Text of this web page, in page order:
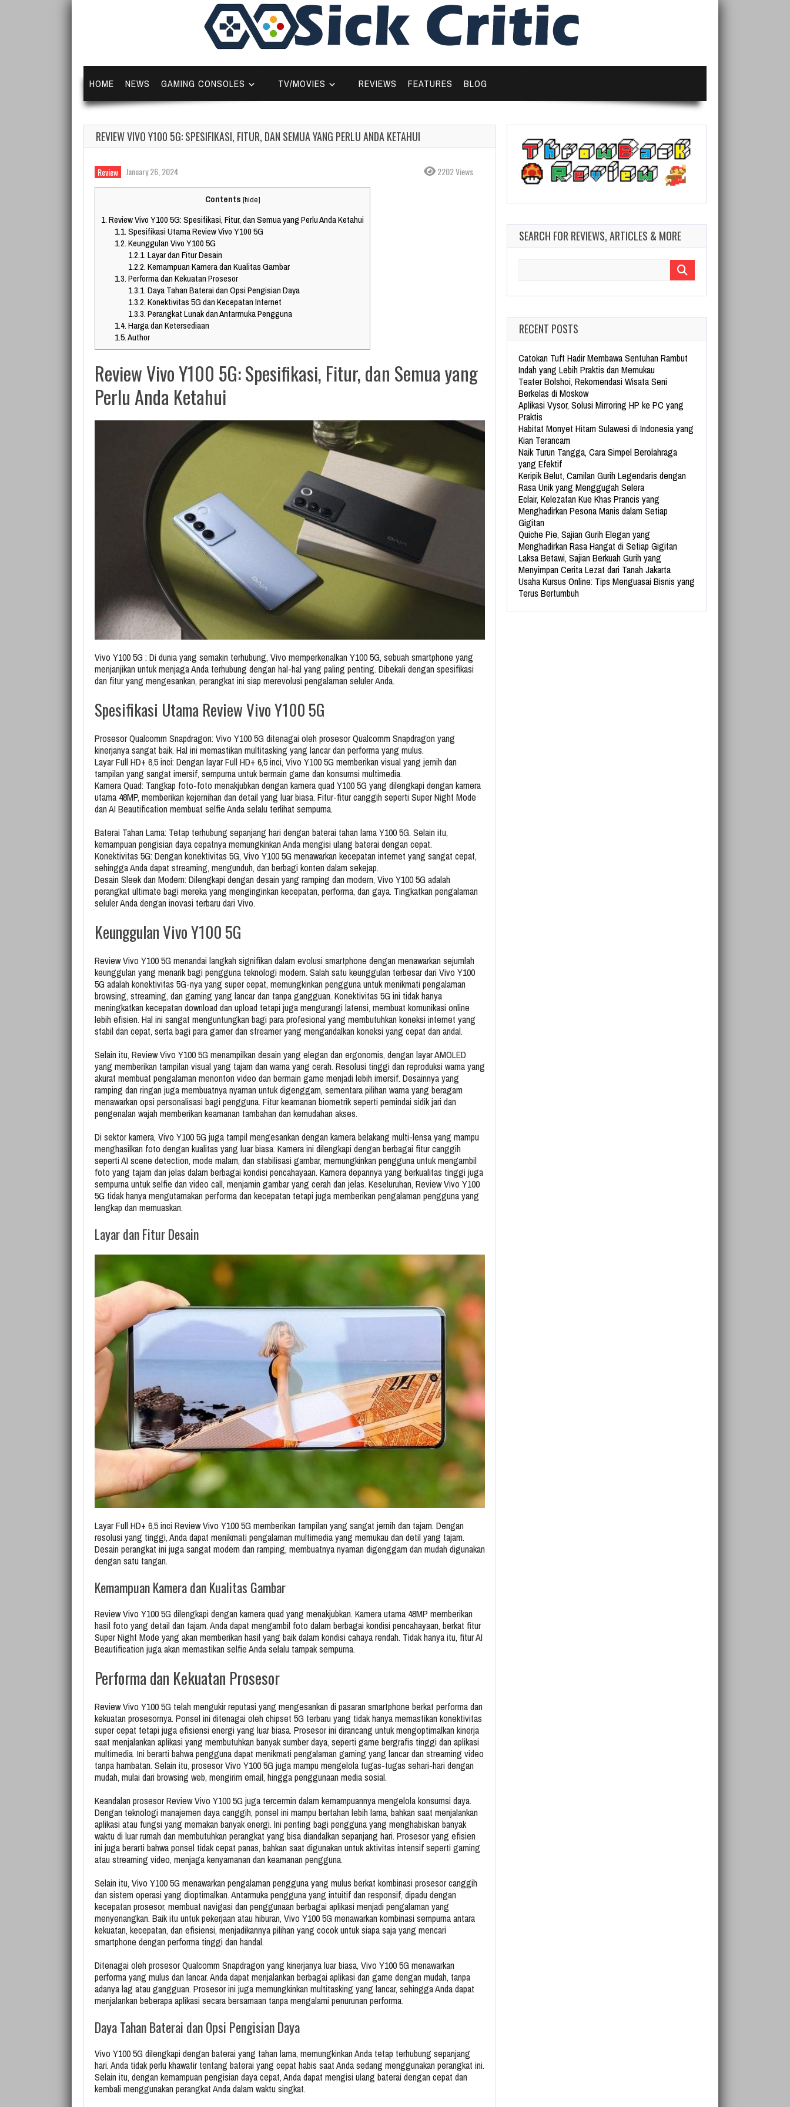
HOME NEWS GAMING CONSOLES TV/MOVIES REVIEWS FEATURES BLOG
REVIEW VIVO Y100 5G: SPESIFIKASI, FITUR, DAN SEMUA YANG PERLU ANDA KETAHUI
Review January 26, 2024 2202 Views
Contents [hide]
1.Review Vivo Y100 5G: Spesifikasi, Fitur, dan Semua yang Perlu Anda Ketahui
1.1.Spesifikasi Utama Review Vivo Y100 5G
1.2.Keunggulan Vivo Y100 5G
1.2.1.Layar dan Fitur Desain
1.2.2.Kemampuan Kamera dan Kualitas Gambar
1.3.Performa dan Kekuatan Prosesor
1.3.1.Daya Tahan Baterai dan Opsi Pengisian Daya
1.3.2.Konektivitas 5G dan Kecepatan Internet
1.3.3.Perangkat Lunak dan Antarmuka Pengguna
1.4.Harga dan Ketersediaan
1.5.Author
Review Vivo Y100 5G: Spesifikasi, Fitur, dan Semua yang
Perlu Anda Ketahui
Vivo Y100 5G : Di dunia yang semakin terhubung, Vivo memperkenalkan Y100 5G, sebuah smartphone yang
menjanjikan untuk menjaga Anda terhubung dengan hal-hal yang paling penting. Dibekali dengan spesifikasi
dan fitur yang mengesankan, perangkat ini siap merevolusi pengalaman seluler Anda.
Spesifikasi Utama Review Vivo Y100 5G
Prosesor Qualcomm Snapdragon: Vivo Y100 5G ditenagai oleh prosesor Qualcomm Snapdragon yang
kinerjanya sangat baik. Hal ini memastikan multitasking yang lancar dan performa yang mulus.
Layar Full HD+ 6,5 inci: Dengan layar Full HD+ 6,5 inci, Vivo Y100 5G memberikan visual yang jernih dan
tampilan yang sangat imersif, sempurna untuk bermain game dan konsumsi multimedia.
Kamera Quad: Tangkap foto-foto menakjubkan dengan kamera quad Y100 5G yang dilengkapi dengan kamera
utama 48MP, memberikan kejernihan dan detail yang luar biasa. Fitur-fitur canggih seperti Super Night Mode
dan AI Beautification membuat selfie Anda selalu terlihat sempurna.
Baterai Tahan Lama: Tetap terhubung sepanjang hari dengan baterai tahan lama Y100 5G. Selain itu,
kemampuan pengisian daya cepatnya memungkinkan Anda mengisi ulang baterai dengan cepat.
Konektivitas 5G: Dengan konektivitas 5G, Vivo Y100 5G menawarkan kecepatan internet yang sangat cepat,
sehingga Anda dapat streaming, mengunduh, dan berbagi konten dalam sekejap.
Desain Sleek dan Modern: Dilengkapi dengan desain yang ramping dan modern, Vivo Y100 5G adalah
perangkat ultimate bagi mereka yang menginginkan kecepatan, performa, dan gaya. Tingkatkan pengalaman
seluler Anda dengan inovasi terbaru dari Vivo.
Keunggulan Vivo Y100 5G
Review Vivo Y100 5G menandai langkah signifikan dalam evolusi smartphone dengan menawarkan sejumlah
keunggulan yang menarik bagi pengguna teknologi modern. Salah satu keunggulan terbesar dari Vivo Y100
5G adalah konektivitas 5G-nya yang super cepat, memungkinkan pengguna untuk menikmati pengalaman
browsing, streaming, dan gaming yang lancar dan tanpa gangguan. Konektivitas 5G ini tidak hanya
meningkatkan kecepatan download dan upload tetapi juga mengurangi latensi, membuat komunikasi online
lebih efisien. Hal ini sangat menguntungkan bagi para profesional yang membutuhkan koneksi internet yang
stabil dan cepat, serta bagi para gamer dan streamer yang mengandalkan koneksi yang cepat dan andal.
Selain itu, Review Vivo Y100 5G menampilkan desain yang elegan dan ergonomis, dengan layar AMOLED
yang memberikan tampilan visual yang tajam dan warna yang cerah. Resolusi tinggi dan reproduksi warna yang
akurat membuat pengalaman menonton video dan bermain game menjadi lebih imersif. Desainnya yang
ramping dan ringan juga membuatnya nyaman untuk digenggam, sementara pilihan warna yang beragam
menawarkan opsi personalisasi bagi pengguna. Fitur keamanan biometrik seperti pemindai sidik jari dan
pengenalan wajah memberikan keamanan tambahan dan kemudahan akses.
Di sektor kamera, Vivo Y100 5G juga tampil mengesankan dengan kamera belakang multi-lensa yang mampu
menghasilkan foto dengan kualitas yang luar biasa. Kamera ini dilengkapi dengan berbagai fitur canggih
seperti AI scene detection, mode malam, dan stabilisasi gambar, memungkinkan pengguna untuk mengambil
foto yang tajam dan jelas dalam berbagai kondisi pencahayaan. Kamera depannya yang berkualitas tinggi juga
sempurna untuk selfie dan video call, menjamin gambar yang cerah dan jelas. Keseluruhan, Review Vivo Y100
5G tidak hanya mengutamakan performa dan kecepatan tetapi juga memberikan pengalaman pengguna yang
lengkap dan memuaskan.
Layar dan Fitur Desain
Layar Full HD+ 6,5 inci Review Vivo Y100 5G memberikan tampilan yang sangat jernih dan tajam. Dengan
resolusi yang tinggi, Anda dapat menikmati pengalaman multimedia yang memukau dan detil yang tajam.
Desain perangkat ini juga sangat modern dan ramping, membuatnya nyaman digenggam dan mudah digunakan
dengan satu tangan.
Kemampuan Kamera dan Kualitas Gambar
Review Vivo Y100 5G dilengkapi dengan kamera quad yang menakjubkan. Kamera utama 48MP memberikan
hasil foto yang detail dan tajam. Anda dapat mengambil foto dalam berbagai kondisi pencahayaan, berkat fitur
Super Night Mode yang akan memberikan hasil yang baik dalam kondisi cahaya rendah. Tidak hanya itu, fitur AI
Beautification juga akan memastikan selfie Anda selalu tampak sempurna.
Performa dan Kekuatan Prosesor
Review Vivo Y100 5G telah mengukir reputasi yang mengesankan di pasaran smartphone berkat performa dan
kekuatan prosesornya. Ponsel ini ditenagai oleh chipset 5G terbaru yang tidak hanya memastikan konektivitas
super cepat tetapi juga efisiensi energi yang luar biasa. Prosesor ini dirancang untuk mengoptimalkan kinerja
saat menjalankan aplikasi yang membutuhkan banyak sumber daya, seperti game bergrafis tinggi dan aplikasi
multimedia. Ini berarti bahwa pengguna dapat menikmati pengalaman gaming yang lancar dan streaming video
tanpa hambatan. Selain itu, prosesor Vivo Y100 5G juga mampu mengelola tugas-tugas sehari-hari dengan
mudah, mulai dari browsing web, mengirim email, hingga penggunaan media sosial.
Keandalan prosesor Review Vivo Y100 5G juga tercermin dalam kemampuannya mengelola konsumsi daya.
Dengan teknologi manajemen daya canggih, ponsel ini mampu bertahan lebih lama, bahkan saat menjalankan
aplikasi atau fungsi yang memakan banyak energi. Ini penting bagi pengguna yang menghabiskan banyak
waktu di luar rumah dan membutuhkan perangkat yang bisa diandalkan sepanjang hari. Prosesor yang efisien
ini juga berarti bahwa ponsel tidak cepat panas, bahkan saat digunakan untuk aktivitas intensif seperti gaming
atau streaming video, menjaga kenyamanan dan keamanan pengguna.
Selain itu, Vivo Y100 5G menawarkan pengalaman pengguna yang mulus berkat kombinasi prosesor canggih
dan sistem operasi yang dioptimalkan. Antarmuka pengguna yang intuitif dan responsif, dipadu dengan
kecepatan prosesor, membuat navigasi dan penggunaan berbagai aplikasi menjadi pengalaman yang
menyenangkan. Baik itu untuk pekerjaan atau hiburan, Vivo Y100 5G menawarkan kombinasi sempurna antara
kekuatan, kecepatan, dan efisiensi, menjadikannya pilihan yang cocok untuk siapa saja yang mencari
smartphone dengan performa tinggi dan handal.
Ditenagai oleh prosesor Qualcomm Snapdragon yang kinerjanya luar biasa, Vivo Y100 5G menawarkan
performa yang mulus dan lancar. Anda dapat menjalankan berbagai aplikasi dan game dengan mudah, tanpa
adanya lag atau gangguan. Prosesor ini juga memungkinkan multitasking yang lancar, sehingga Anda dapat
menjalankan beberapa aplikasi secara bersamaan tanpa mengalami penurunan performa.
Daya Tahan Baterai dan Opsi Pengisian Daya
Vivo Y100 5G dilengkapi dengan baterai yang tahan lama, memungkinkan Anda tetap terhubung sepanjang
hari. Anda tidak perlu khawatir tentang baterai yang cepat habis saat Anda sedang menggunakan perangkat ini.
Selain itu, dengan kemampuan pengisian daya cepat, Anda dapat mengisi ulang baterai dengan cepat dan
kembali menggunakan perangkat Anda dalam waktu singkat.
SEARCH FOR REVIEWS, ARTICLES & MORE
RECENT POSTS
Catokan Tuft Hadir Membawa Sentuhan Rambut
Indah yang Lebih Praktis dan Memukau
Teater Bolshoi, Rekomendasi Wisata Seni
Berkelas di Moskow
Aplikasi Vysor, Solusi Mirroring HP ke PC yang
Praktis
Habitat Monyet Hitam Sulawesi di Indonesia yang
Kian Terancam
Naik Turun Tangga, Cara Simpel Berolahraga
yang Efektif
Keripik Belut, Camilan Gurih Legendaris dengan
Rasa Unik yang Menggugah Selera
Eclair, Kelezatan Kue Khas Prancis yang
Menghadirkan Pesona Manis dalam Setiap
Gigitan
Quiche Pie, Sajian Gurih Elegan yang
Menghadirkan Rasa Hangat di Setiap Gigitan
Laksa Betawi, Sajian Berkuah Gurih yang
Menyimpan Cerita Lezat dari Tanah Jakarta
Usaha Kursus Online: Tips Menguasai Bisnis yang
Terus Bertumbuh